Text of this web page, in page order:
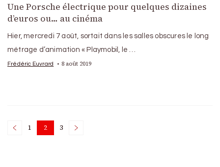
Une Porsche électrique pour quelques dizaines
d’euros ou… au cinéma
Hier, mercredi 7 août, sortait dans les salles obscures le long
métrage d’animation « Playmobil, le …
Frédéric Euvrard 8 août 2019
Posts
Page
1 Page
2 Page
3